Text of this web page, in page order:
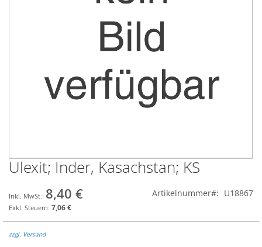
Zum
Anfang
Bildgalerie
springen
Ulexit; Inder, Kasachstan; KS
8,40 €
7,06 €
Artikelnummer U18867
zzgl. Versand